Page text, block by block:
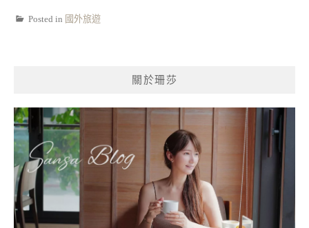
Posted in 國外旅遊
關於珊莎